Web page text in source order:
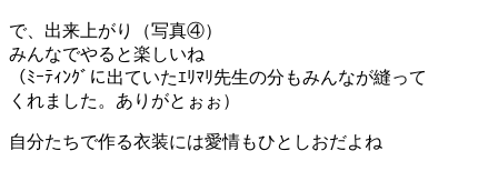
で、出来上がり（写真④）
みんなでやると楽しいね
（ﾐｰﾃｨﾝｸﾞに出ていたｴﾘﾏﾘ先生の分もみんなが縫って
くれました。ありがとぉぉ）
自分たちで作る衣装には愛情もひとしおだよね